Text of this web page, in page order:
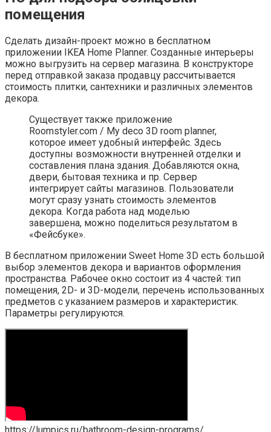
помещения
Сделать дизайн-проект можно в бесплатном
приложении IKEA Home Planner. Созданные интерьеры
можно выгрузить на сервер магазина. В конструкторе
перед отправкой заказа продавцу рассчитывается
стоимость плитки, сантехники и различных элементов
декора.
Существует также приложение
Roomstyler.com / My deco 3D room planner,
которое имеет удобный интерфейс. Здесь
доступны возможности внутренней отделки и
составления плана здания. Добавляются окна,
двери, бытовая техника и пр. Сервер
интегрирует сайты магазинов. Пользователи
могут сразу узнать стоимость элементов
декора. Когда работа над моделью
завершена, можно поделиться результатом в
«Фейсбуке».
В бесплатном приложении Sweet Home 3D есть большой
выбор элементов декора и вариантов оформления
пространства. Рабочее окно состоит из 4 частей: тип
помещения, 2D- и 3D-модели, перечень использованных
предметов с указанием размеров и характеристик.
Параметры регулируются.
https://lumpics.ru/bathroom-design-programs/